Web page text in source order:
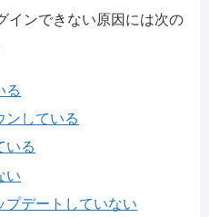
インできない原因には次の
る
ンしている
いる
い
プデートしていない